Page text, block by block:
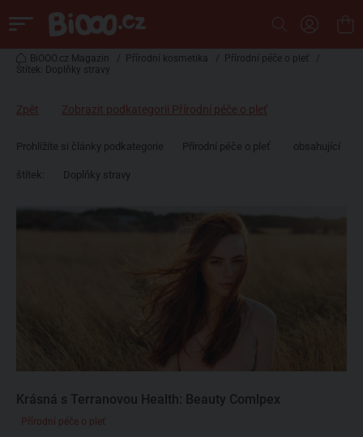
BiOOO.cz Magazin / Přírodní kosmetika / Přírodní péče o pleť
/
Štítek: Doplňky stravy
Zpět Zobrazit podkategorii Přírodní péče o pleť
Prohlížíte si články podkategorie Přírodní péče o pleť obsahující
štítek: Doplňky stravy
Krásná s Terranovou Health: Beauty Comlpex
Přírodní péče o pleť